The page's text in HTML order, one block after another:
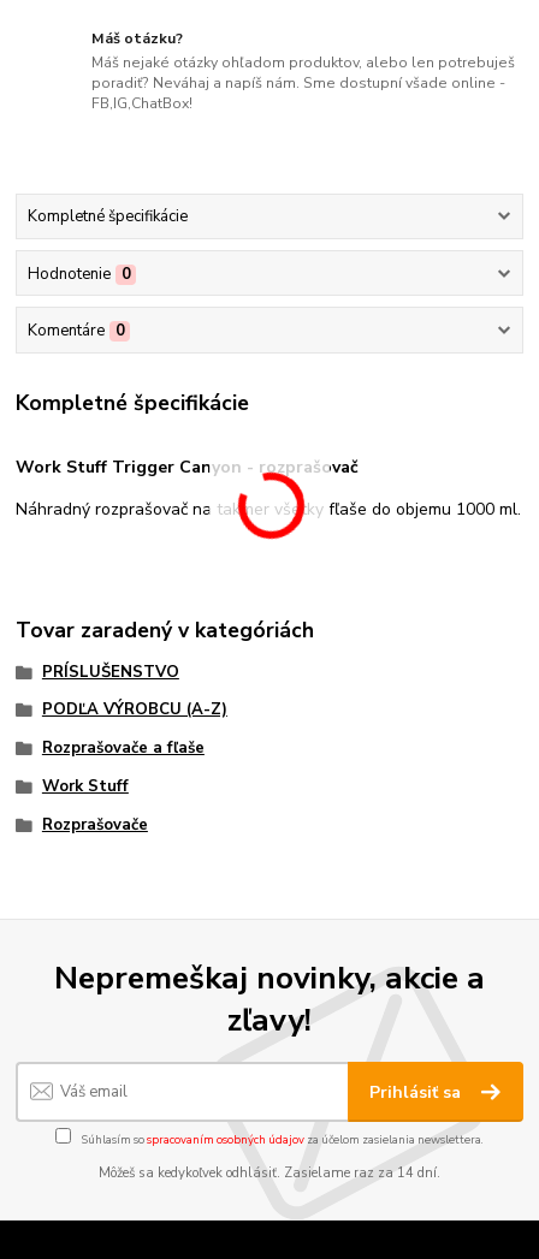
Máš otázku?
Máš nejaké otázky ohľadom produktov, alebo len potrebuješ
poradiť? Neváhaj a napíš nám. Sme dostupní všade online -
FB,IG,ChatBox!
Kompletné špecifikácie
Hodnotenie 0
Komentáre 0
Kompletné špecifikácie
Work Stuff Trigger Canyon - rozprašovač
Náhradný rozprašovač na takmer všetky fľaše do objemu 1000 ml.
Tovar zaradený v kategóriách
PRÍSLUŠENSTVO
PODĽA VÝROBCU (A-Z)
Rozprašovače a fľaše
Work Stuff
Rozprašovače
Nepremeškaj novinky, akcie a
zľavy!
Prihlásiť sa
Súhlasím sospracovaním osobných údajov za účelom zasielania newslettera.
Môžeš sa kedykoľvek odhlásiť. Zasielame raz za 14 dní.